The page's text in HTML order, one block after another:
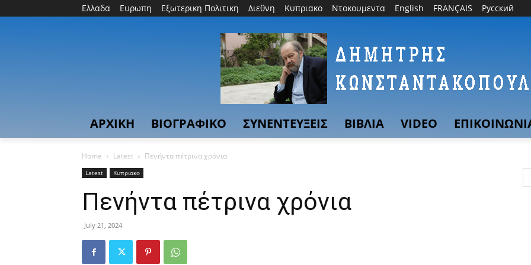
Ελλαδα Ευρωπη Εξωτερικη Πολιτικη Διεθνη Κυπριακο Ντοκουμεντα English FRANÇAIS Русский
ΑΡΧΙΚΗ ΒΙΟΓΡΑΦΙΚΟ ΣΥΝΕΝΤΕΥΞΕΙΣ ΒΙΒΛΙΑ VIDEO
Home Latest Πενήντα πέτρινα χρόνια
Latest Κυπριακο
Πενήντα πέτρινα χρόνια
July 21, 2024